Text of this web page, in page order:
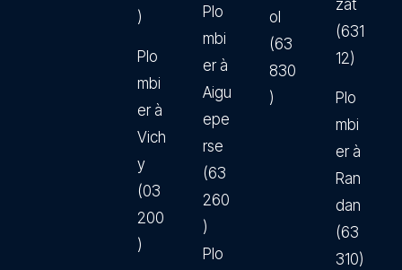
)
Plo
mbi
er à
Vich
y
(03
200
)
Plo
mbi
er à
Aigu
epe
rse
(63
260
)
Plo
ol
(63
830
)
zat
(631
12)
Plo
mbi
er à
Ran
dan
(63
310)